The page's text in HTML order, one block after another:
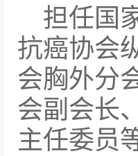
担任国
抗癌协会
会胸外分
会副会长
主任委员